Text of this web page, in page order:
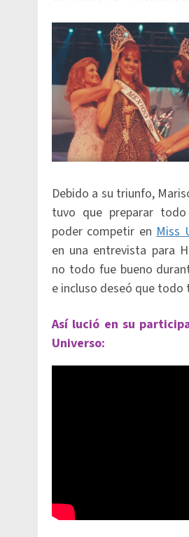
Debido a su triunfo,
tuvo que preparar
poder competir enMiss
en una entrevista para
no todo fue bueno
e incluso deseó que todo
Así lució en su
Universo: